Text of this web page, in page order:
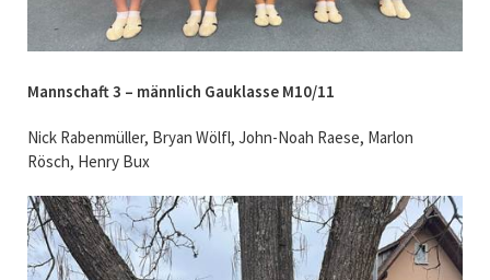
Mannschaft 3 – männlich Gauklasse M10/11
Nick Rabenmüller, Bryan Wölfl, John-Noah Raese, Marlon
Rösch, Henry Bux